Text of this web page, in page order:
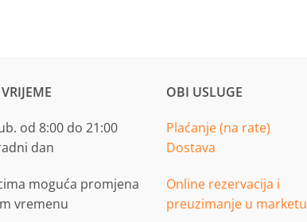
od 8:00 do 21:00
dan
moguća promjena
vremenu
OBI USLUGE
Plaćanje (na rate)
Dostava
Online rezervacija i
preuzimanje u marketu